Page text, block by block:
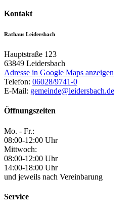
Kontakt
Rathaus Leidersbach
Hauptstraße 123
63849 Leidersbach
Adresse in Google Maps anzeigen
Telefon: 06028/9741-0
E-Mail: gemeinde@leidersbach.de
Öffnungszeiten
Mo. - Fr.:
08:00-12:00 Uhr
Mittwoch:
08:00-12:00 Uhr
14:00-18:00 Uhr
und jeweils nach Vereinbarung
Service